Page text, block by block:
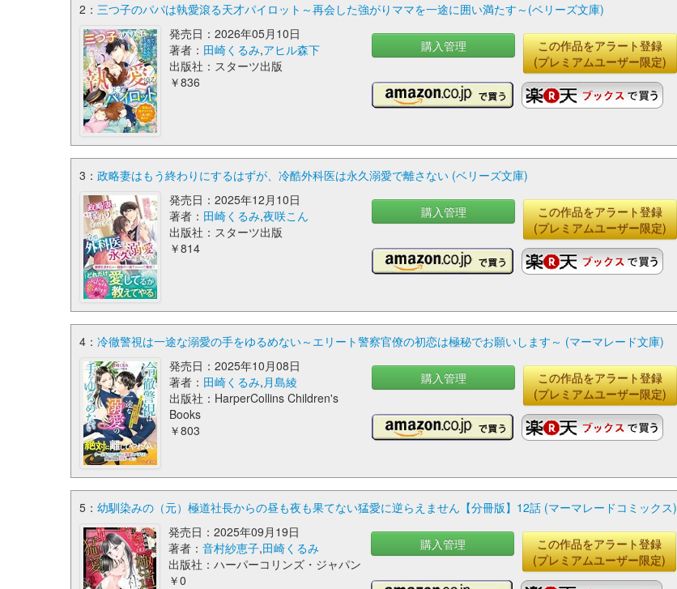
2： 三つ子のパパは執愛滾る天才パイロット～再会した強がりママを一途に囲い満たす～(ベリーズ文庫)
発売日：2026年05月10日
著者： 田崎くるみ,アヒル森下
出版社：スターツ出版
￥836
購入管理
この作品をアラート登録
(プレミアムユーザー限定)
3： 政略妻はもう終わりにするはずが、冷酷外科医は永久溺愛で離さない (ベリーズ文庫)
発売日：2025年12月10日
著者： 田崎くるみ,夜咲こん
出版社：スターツ出版
￥814
購入管理
この作品をアラート登録
(プレミアムユーザー限定)
4： 冷徹警視は一途な溺愛の手をゆるめない～エリート警察官僚の初恋は極秘でお願いします～ (マーマレード文庫)
発売日：2025年10月08日
著者： 田崎くるみ,月島綾
出版社：HarperCollins Children's
Books
￥803
購入管理
この作品をアラート登録
(プレミアムユーザー限定)
5： 幼馴染みの（元）極道社長からの昼も夜も果てない猛愛に逆らえません【分冊版】12話 (マーマレードコミックス)
発売日：2025年09月19日
著者：音村紗恵子,田崎くるみ
出版社：ハーパーコリンズ・ジャパン
￥0
購入管理
この作品をアラート登録
(プレミアムユーザー限定)